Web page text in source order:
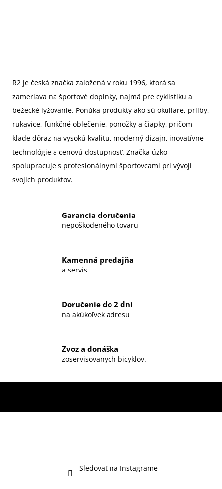
R2 je česká značka založená v roku 1996, ktorá sa
zameriava na športové doplnky, najmä pre cyklistiku a
bežecké lyžovanie. Ponúka produkty ako sú okuliare, prilby,
rukavice, funkčné oblečenie, ponožky a čiapky, pričom
klade dôraz na vysokú kvalitu, moderný dizajn, inovatívne
technológie a cenovú dostupnosť. Značka úzko
spolupracuje s profesionálnymi športovcami pri vývoji
svojich produktov.
Garancia doručenia
nepoškodeného tovaru
Kamenná predajňa
a servis
Doručenie do 2 dní
na akúkoľvek adresu
Zvoz a donáška
zoservisovanych bicyklov.
Sledovať na Instagrame